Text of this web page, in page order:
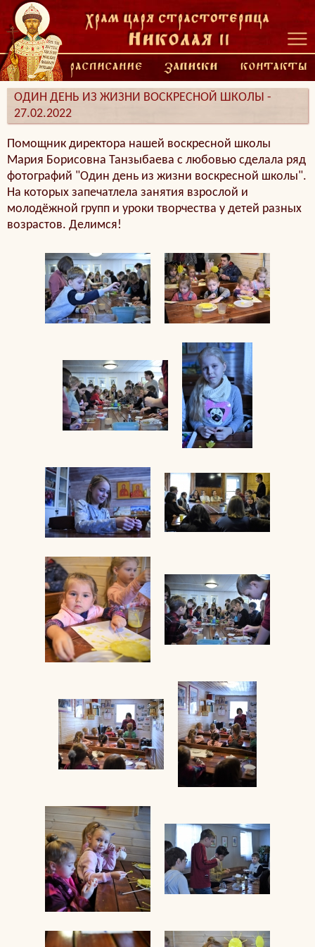
ОДИН ДЕНЬ ИЗ ЖИЗНИ ВОСКРЕСНОЙ ШКОЛЫ -
27.02.2022
Помощник директора нашей воскресной школы
Мария Борисовна Танзыбаева с любовью сделала ряд
фотографий "Один день из жизни воскресной школы".
На которых запечатлела занятия взрослой и
молодёжной групп и уроки творчества у детей разных
возрастов. Делимся!